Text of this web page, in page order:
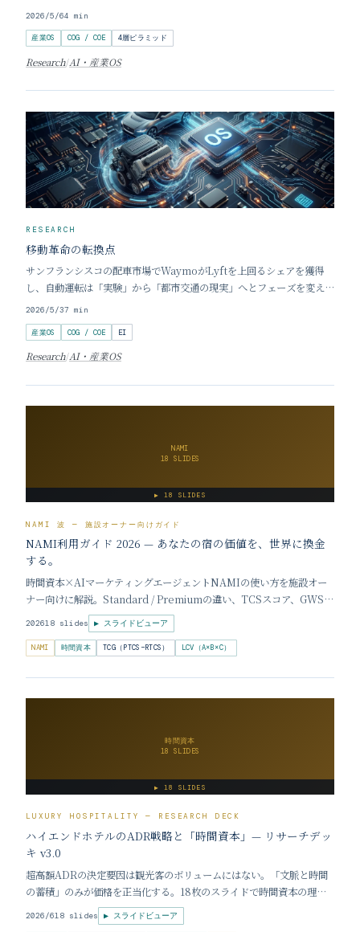
のが、OpenAIによるChatGPTへのCPC（クリック課金型）広告の本
格導入だ。報道によれば、彼らは2030年に1,000億ドルの広告収入を
狙っているという。一方、
2026/5/64 min
産業OS COG / COE 4層ピラミッド
Research/AI・産業OS
RESEARCH
移動革命の転換点
サンフランシスコの配車市場でWaymoがLyftを上回るシェアを獲得
し、自動運転は「実験」から「都市交通の現実」へとフェーズを変えま
した。しかし、この変化の本質は単なる移動手段の代替ではありませ
ん。 本記事では、サンフランシスコで起きている地殻変動を起点に、
製造業からソフトウェア産業へと変質するモビ
2026/5/37 min
産業OS COG / COE EI
Research/AI・産業OS
NAMI
18 SLIDES
▶ 18 SLIDES
NAMI 波 — 施設オーナー向けガイド
NAMI利用ガイド 2026 — あなたの宿の価値を、世界に換金
する。
時間資本×AIマーケティングエージェントNAMIの使い方を施設オー
ナー向けに解説。Standard / Premiumの違い、TCSスコア、GWS交
渉、導入ステップ、料金プランまで18枚で網羅。
202618 slides ▶ スライドビューア
NAMI 時間資本 TCG（PTCS−RTCS） LCV（A×B×C）
時間資本
18 SLIDES
▶ 18 SLIDES
LUXURY HOSPITALITY — RESEARCH DECK
ハイエンドホテルのADR戦略と「時間資本」— リサーチデッ
キ v3.0
超高額ADRの決定要因は観光客のボリュームにはない。「文脈と時間
の蓄積」のみが価格を正当化する。18枚のスライドで時間資本の理
論・世界事例・TCGフレームワークを解説。
2026/618 slides ▶ スライドビューア